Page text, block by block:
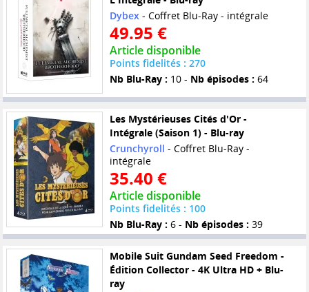
Dybex- Coffret Blu-Ray - intégrale
49.95 €
Article disponible
Points fidelités : 270
Nb Blu-Ray : 10 - Nb épisodes : 64
Les Mystérieuses Cités d'Or -
Intégrale (Saison 1) - Blu-ray
Crunchyroll - Coffret Blu-Ray -
intégrale
35.40 €
Article disponible
Points fidelités : 100
Nb Blu-Ray : 6 - Nb épisodes : 39
Mobile Suit Gundam Seed Freedom -
Édition Collector - 4K Ultra HD + Blu-
ray